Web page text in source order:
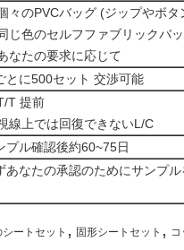
々のPVCバッグ (ジップやボタ
じ色のセルフファブリックバ
なたの要求に応じて
とに500セット 交渉可能
T 提前
線上では回復できないL/C
プル確認後約60~75日
あなたの承認のためにサンプ
ートセット , 固形シートセット , コ